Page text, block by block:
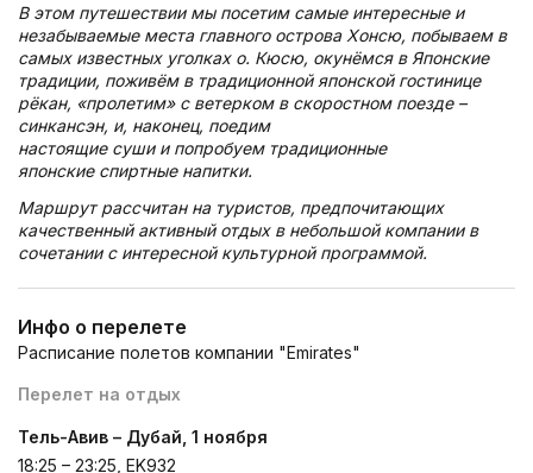
В этом путешествии мы посетим самые интересные и
незабываемые места главного острова Хонсю, побываем в
самых известных уголках о. Кюсю, окунёмся в Японские
традиции, поживём в традиционной японской гостинице
рёкан, «пролетим» с ветерком в скоростном поезде –
cинкансэн, и, наконец, поедим
настоящие суши и попробуем традиционные
японские спиртные напитки.
Маршрут рассчитан на туристов, предпочитающих
качественный активный отдых в небольшой компании в
сочетании с интересной культурной программой.
Инфо о перелете
Расписание полетов компании "Emirates"
Перелет на отдых
Тель-Авив – Дубай, 1 ноября
18:25 – 23:25, EK932